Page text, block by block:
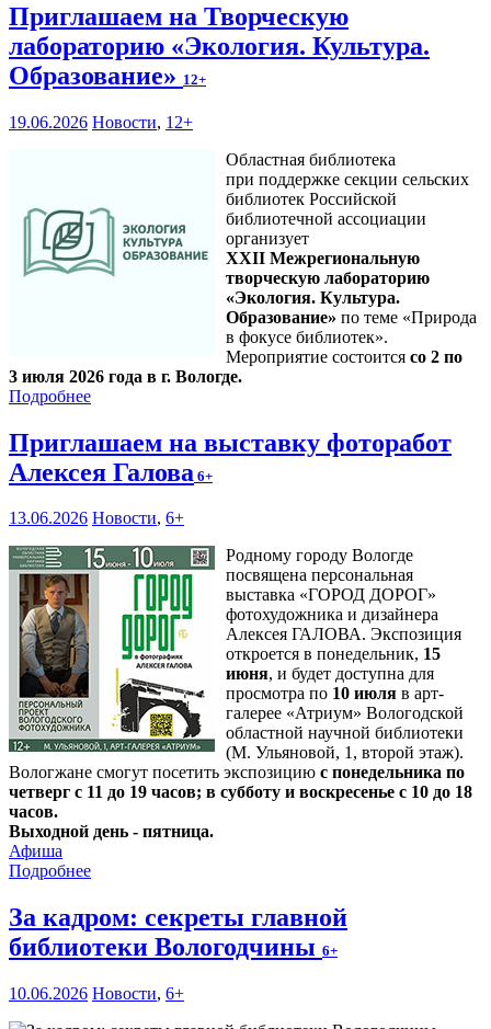
Приглашаем на Творческую
лабораторию «Экология. Культура.
Образование» 12+
19.06.2026 Новости, 12+
Областная библиотека
при поддержке секции сельских
библиотек Российской
библиотечной ассоциации
организует
XXII Межрегиональную
творческую лабораторию
«Экология. Культура.
Образование» по теме «Природа
в фокусе библиотек».
Мероприятие состоится со 2 по
3 июля 2026 года в г. Вологде.
Подробнее
Приглашаем на выставку фоторабот
Алексея Галова 6+
13.06.2026 Новости, 6+
Родному городу Вологде
посвящена персональная
выставка «ГОРОД ДОРОГ»
фотохудожника и дизайнера
Алексея ГАЛОВА. Экспозиция
откроется в понедельник, 15
июня, и будет доступна для
просмотра по 10 июля в арт-
галерее «Атриум» Вологодской
областной научной библиотеки
(М. Ульяновой, 1, второй этаж).
Вологжане смогут посетить экспозицию с понедельника по
четверг с 11 до 19 часов; в субботу и воскресенье с 10 до 18
часов.
Выходной день - пятница.
Афиша
Подробнее
За кадром: секреты главной
библиотеки Вологодчины 6+
10.06.2026 Новости, 6+